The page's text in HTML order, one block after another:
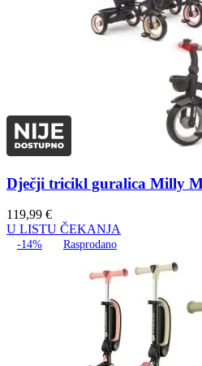
Dječji tricikl guralica Milly
119,99 €
U LISTU ČEKANJA
-14% Rasprodano